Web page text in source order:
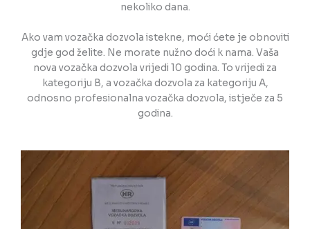
nekoliko dana.
Ako vam vozačka dozvola istekne, moći ćete je obnoviti
gdje god želite. Ne morate nužno doći k nama. Vaša
nova vozačka dozvola vrijedi 10 godina. To vrijedi za
kategoriju B, a vozačka dozvola za kategoriju A,
odnosno profesionalna vozačka dozvola, istječe za 5
godina.